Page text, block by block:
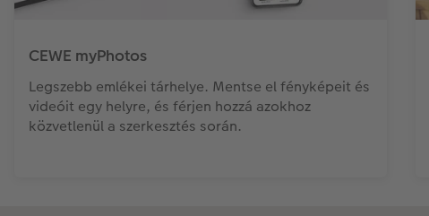
CEWE myPhotos
Legszebb emlékei tárhelye. Mentse el fényképeit és
videóit egy helyre, és férjen hozzá azokhoz
közvetlenül a szerkesztés során.